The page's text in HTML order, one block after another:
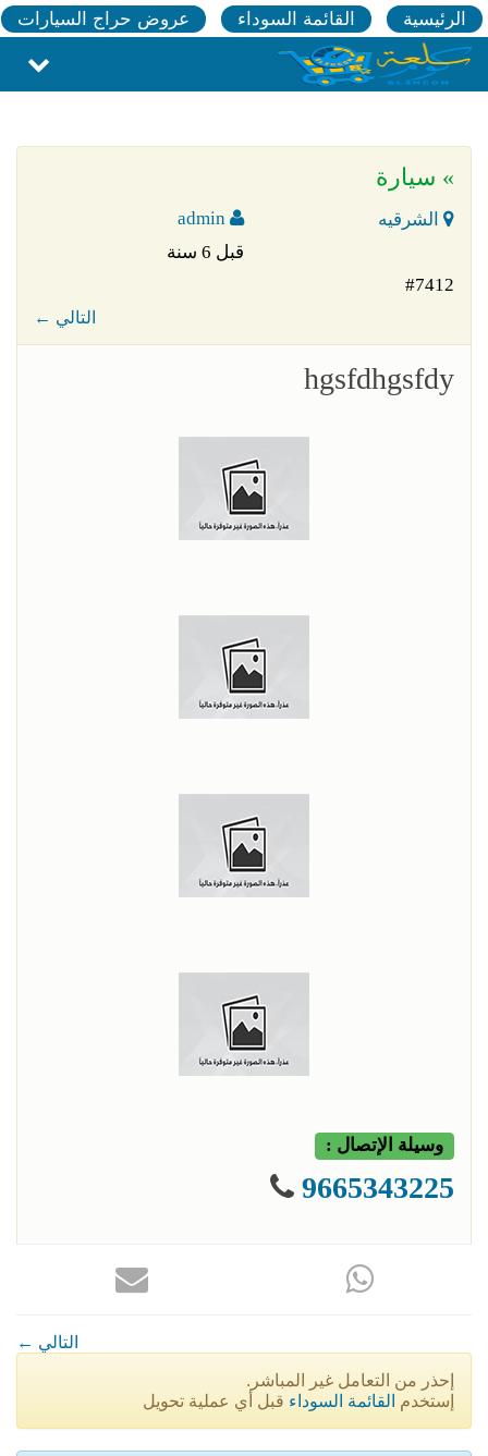
الرئيسية القائمة السوداء عروض حراج السيارات
» سيارة
الشرقيه
قبل 6 سنة
#7412
← التالي
hgsfdhgsfdy
وسيلة الإتصال :
9665343225
← التالي
إحذر من التعامل غير المباشر.
إستخدم القائمة السوداء قبل أي عملية تحويل